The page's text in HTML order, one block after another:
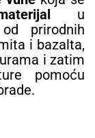
u
prirodnih
i bazalta,
i zatim
pomoću